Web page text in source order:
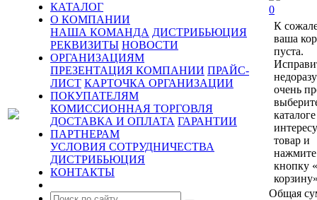
КАТАЛОГ
О КОМПАНИИ
НАША КОМАНДА ДИСТРИБЬЮЦИЯ
РЕКВИЗИТЫ НОВОСТИ
ОРГАНИЗАЦИЯМ
ПРЕЗЕНТАЦИЯ КОМПАНИИ ПРАЙС-
ЛИСТ КАРТОЧКА ОРГАНИЗАЦИИ
ПОКУПАТЕЛЯМ
КОМИССИОННАЯ ТОРГОВЛЯ
ДОСТАВКА И ОПЛАТА ГАРАНТИИ
ПАРТНЕРАМ
УСЛОВИЯ СОТРУДНИЧЕСТВА
ДИСТРИБЬЮЦИЯ
КОНТАКТЫ
0
К
ваша
пуста.
очень
каталоге
товар и
нажмите
кнопку
Общая